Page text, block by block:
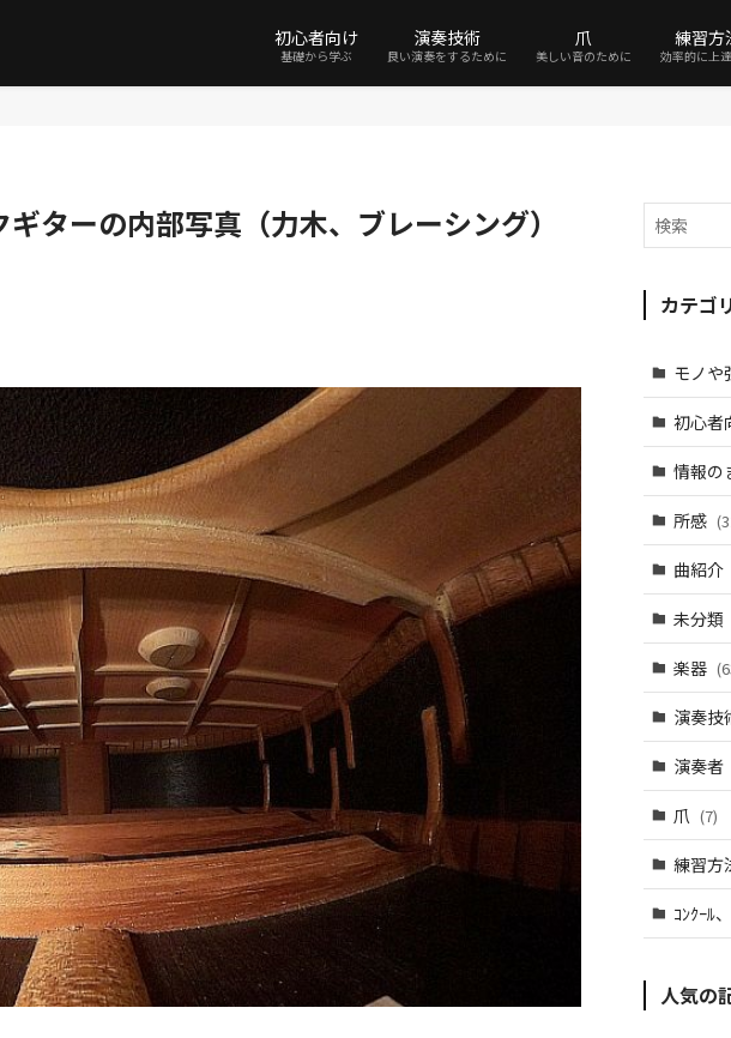
初心者向け
基礎から学ぶ
演奏技術
良い演奏をするために
爪
美しい音のために
練習方
効率的に上
ターの内部写真（力木、ブレーシング）
カテゴ
モノや
初心者
情報の
所感
曲紹介
未分類
楽器
演奏技
演奏者
爪 (7)
練習方
ｺﾝｸｰﾙ
人気の